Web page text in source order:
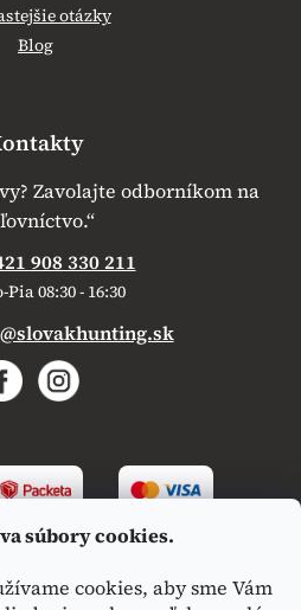
súbory cookies.
cookies, aby sme Vám
otázky
Blog
Zavolajte odborníkom na
908 330 211
Pia 08:30 - 16:30